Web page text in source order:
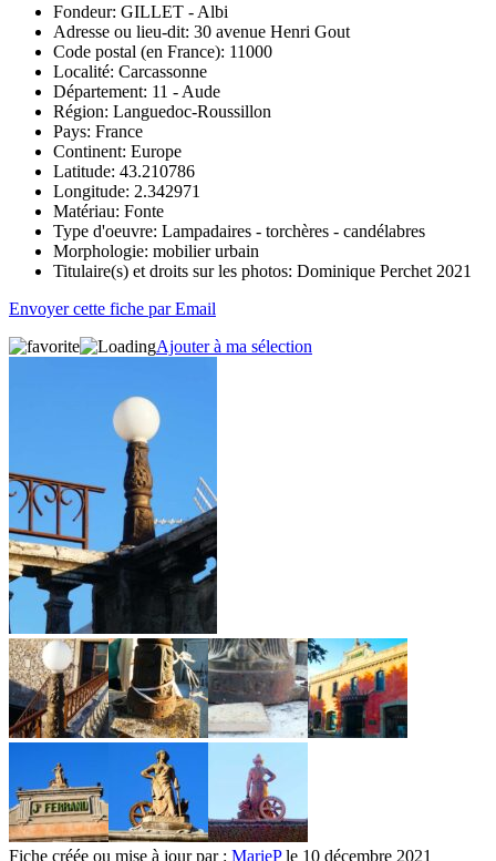
Fondeur: GILLET - Albi
Adresse ou lieu-dit: 30 avenue Henri Gout
Code postal (en France): 11000
Localité: Carcassonne
Département: 11 - Aude
Région: Languedoc-Roussillon
Pays: France
Continent: Europe
Latitude: 43.210786
Longitude: 2.342971
Matériau: Fonte
Type d'oeuvre: Lampadaires - torchères - candélabres
Morphologie: mobilier urbain
Titulaire(s) et droits sur les photos: Dominique Perchet 2021
Envoyer cette fiche par Email
Ajouter à ma sélection
Fiche créée ou mise à jour par : MariePle 10 décembre 2021